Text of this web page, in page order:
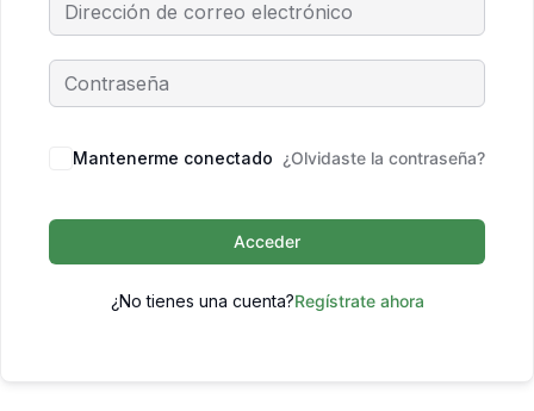
Mantenerme conectado ¿Olvidaste la contraseña?
Acceder
¿No tienes una cuenta?Regístrate ahora